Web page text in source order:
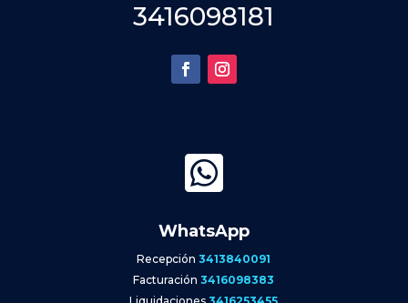
3416098181

WhatsApp
Recepción3413840091
Facturación3416098383